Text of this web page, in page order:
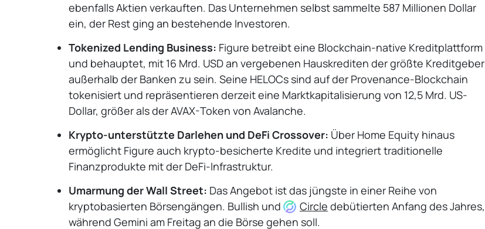
ebenfalls Aktien verkauften. Das Unternehmen selbst sammelte 587 Millionen Dollar
ein, der Rest ging an bestehende Investoren.
Tokenized Lending Business: Figure betreibt eine Blockchain-native Kreditplattform
und behauptet, mit 16 Mrd. USD an vergebenen Hauskrediten der größte Kreditgeber
außerhalb der Banken zu sein. Seine HELOCs sind auf der Provenance-Blockchain
tokenisiert und repräsentieren derzeit eine Marktkapitalisierung von 12,5 Mrd. US-
Dollar, größer als der AVAX-Token von Avalanche.
Krypto-unterstützte Darlehen und DeFi Crossover: Über Home Equity hinaus
ermöglicht Figure auch krypto-besicherte Kredite und integriert traditionelle
Finanzprodukte mit der DeFi-Infrastruktur.
Umarmung der Wall Street: Das Angebot ist das jüngste in einer Reihe von
kryptobasierten Börsengängen. Bullish und
Circle debütierten Anfang des Jahres,
während Gemini am Freitag an die Börse gehen soll.